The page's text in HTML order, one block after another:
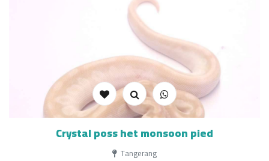
Crystal poss het monsoon pied
Tangerang